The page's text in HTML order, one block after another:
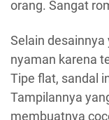
orang. Sangat
Selain desainnya
nyaman karena
Tipe flat, sandal
Tampilannya
membuatnya